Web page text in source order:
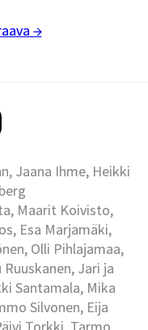
→
Jaana Ihme, Heikki
Maarit Koivisto,
Esa Marjamäki,
Olli Pihlajamaa,
Jari ja
Santamala, Mika
Silvonen, Eija